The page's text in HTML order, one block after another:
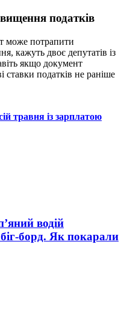
податків
може потрапити
кажуть двоє депутатів із
якщо документ
податків не раніше
травня із зарплатою
водій
борд. Як покарали